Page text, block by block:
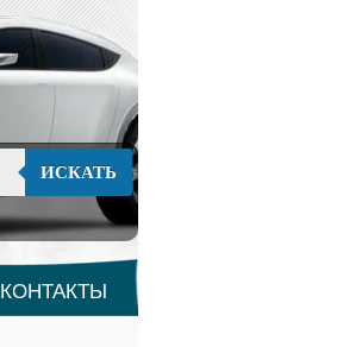
ИСКАТЬ
КОНТАКТЫ